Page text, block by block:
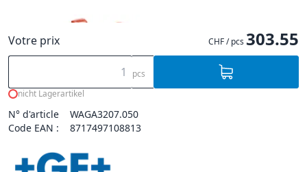
Votre prix CHF / pcs 303.55
pcs
nicht Lagerartikel
N° d'article
WAGA3207.050
Code EAN :
8717497108813